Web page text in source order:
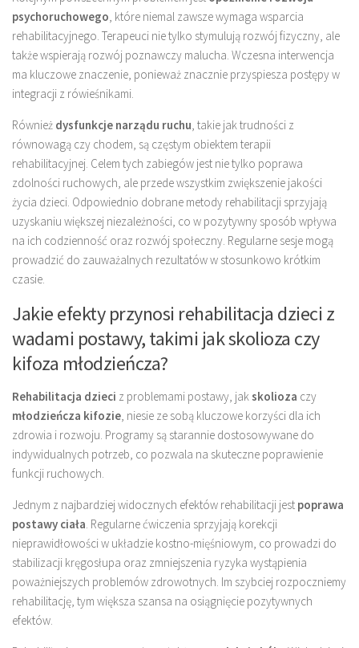
psychoruchowego, które niemal zawsze wymaga wsparcia
rehabilitacyjnego. Terapeuci nie tylko stymulują rozwój fizyczny, ale
także wspierają rozwój poznawczy malucha. Wczesna interwencja
ma kluczowe znaczenie, ponieważ znacznie przyspiesza postępy w
integracji z rówieśnikami.
Również dysfunkcje narządu ruchu, takie jak trudności z
równowagą czy chodem, są częstym obiektem terapii
rehabilitacyjnej. Celem tych zabiegów jest nie tylko poprawa
zdolności ruchowych, ale przede wszystkim zwiększenie jakości
życia dzieci. Odpowiednio dobrane metody rehabilitacji sprzyjają
uzyskaniu większej niezależności, co w pozytywny sposób wpływa
na ich codzienność oraz rozwój społeczny. Regularne sesje mogą
prowadzić do zauważalnych rezultatów w stosunkowo krótkim
czasie.
Jakie efekty przynosi rehabilitacja dzieci z
wadami postawy, takimi jak skolioza czy
kifoza młodzieńcza?
Rehabilitacja dzieci z problemami postawy, jakskolioza czy
młodzieńcza kifozie, niesie ze sobą kluczowe korzyści dla ich
zdrowia i rozwoju. Programy są starannie dostosowywane do
indywidualnych potrzeb, co pozwala na skuteczne poprawienie
funkcji ruchowych.
Jednym z najbardziej widocznych efektów rehabilitacji jest poprawa
postawy ciała. Regularne ćwiczenia sprzyjają korekcji
nieprawidłowości w układzie kostno-mięśniowym, co prowadzi do
stabilizacji kręgosłupa oraz zmniejszenia ryzyka wystąpienia
poważniejszych problemów zdrowotnych. Im szybciej rozpoczniemy
rehabilitację, tym większa szansa na osiągnięcie pozytywnych
efektów.